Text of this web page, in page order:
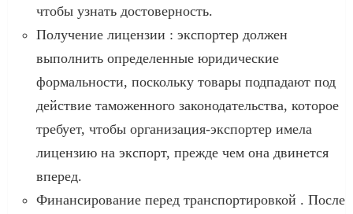
чтобы узнать достоверность.
Получение лицензии : экспортер должен
выполнить определенные юридические
формальности, поскольку товары подпадают под
действие таможенного законодательства, которое
требует, чтобы организация-экспортер имела
лицензию на экспорт, прежде чем она двинется
вперед.
Финансирование перед транспортировкой . После